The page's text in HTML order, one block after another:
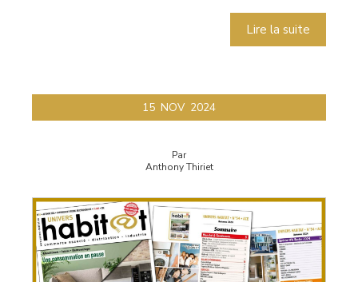
Lire la suite
15 NOV 2024
Par
Anthony Thiriet